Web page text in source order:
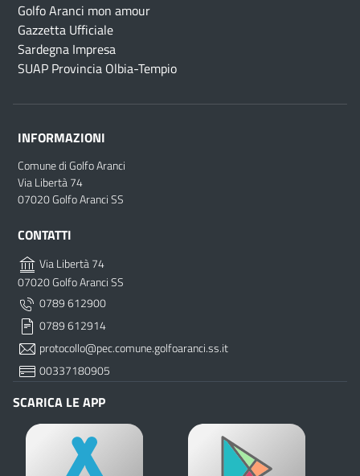
Golfo Aranci mon amour
Gazzetta Ufficiale
Sardegna Impresa
SUAP Provincia Olbia-Tempio
INFORMAZIONI
Comune di Golfo Aranci
Via Libertà 74
07020 Golfo Aranci SS
CONTATTI
Via Libertà 74
07020 Golfo Aranci SS
0789 612900
0789 612914
protocollo@pec.comune.golfoaranci.ss.it
00337180905
SCARICA LE APP